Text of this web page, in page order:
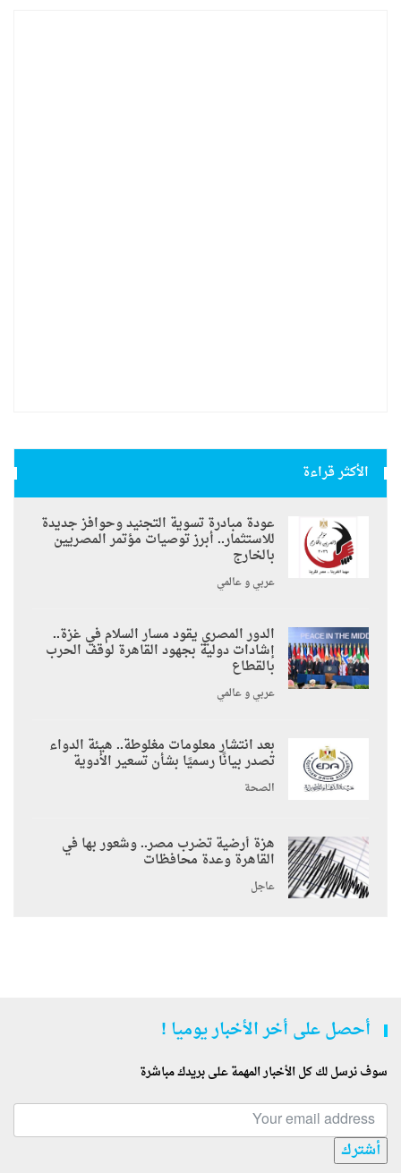
الأكثر قراءة
عودة مبادرة تسوية التجنيد وحوافز جديدة
للاستثمار.. أبرز توصيات مؤتمر المصريين
بالخارج
عربي و عالمي
الدور المصري يقود مسار السلام في غزة..
إشادات دولية بجهود القاهرة لوقف الحرب
بالقطاع
عربي و عالمي
بعد انتشار معلومات مغلوطة.. هيئة الدواء
تصدر بيانًا رسميًا بشأن تسعير الأدوية
الصحة
هزة أرضية تضرب مصر.. وشعور بها في
القاهرة وعدة محافظات
عاجل
أحصل على أخر الأخبار يوميا !
سوف نرسل لك كل الأخبار المهمة على بريدك مباشرة
أشترك